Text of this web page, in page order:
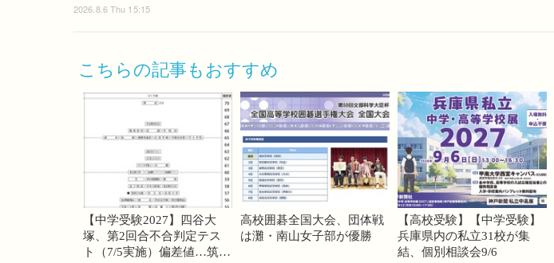
2026.8.6 Thu 15:15
こちらの記事もおすすめ
【中学受験2027】四谷大
塚、第2回合不合判定テス
ト（7/5実施）偏差値…筑駒
高校囲碁全国大会、団体戦
は灘・南山女子部が優勝
【高校受験】【中学受験】
兵庫県内の私立31校が集
結、個別相談会9/6